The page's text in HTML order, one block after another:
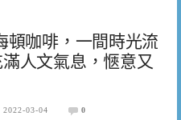
頓咖啡，一間時光流
人文氣息，愜意又
2022-03-04 0